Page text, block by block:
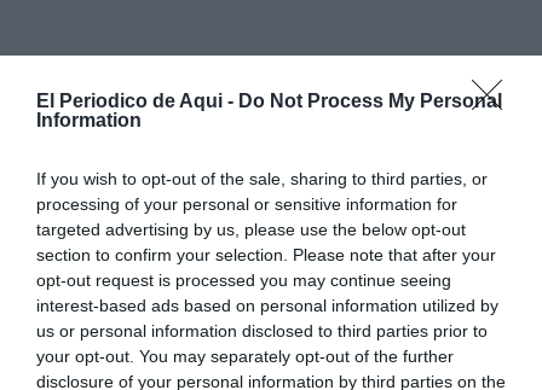
El Periodico de Aqui - Do Not Process My Personal
Information
If you wish to opt-out of the sale, sharing to third parties, or
processing of your personal or sensitive information for
targeted advertising by us, please use the below opt-out
section to confirm your selection. Please note that after your
opt-out request is processed you may continue seeing
interest-based ads based on personal information utilized by
us or personal information disclosed to third parties prior to
your opt-out. You may separately opt-out of the further
disclosure of your personal information by third parties on the
El castillo, que corona la localidad y define su silueta,
es uno de los elementos patrimoniales más
reconocibles de la comarca del Rincón de Ademuz. De
origen islámico sobre base romana, conserva
actualmente su torre del homenaje.